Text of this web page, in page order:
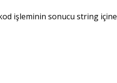
işleminin sonucu string içine